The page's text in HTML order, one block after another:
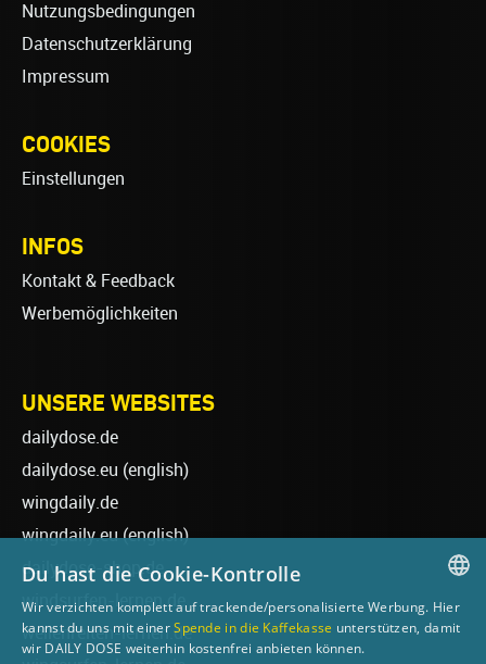
Nutzungsbedingungen
Datenschutzerklärung
Impressum
COOKIES
Einstellungen
INFOS
Kontakt & Feedback
Werbemöglichkeiten
UNSERE WEBSITES
dailydose.de
dailydose.eu (english)
wingdaily.de
wingdaily.eu(english)
dailydose-shop.de
windsurfen-lernen.de
wellenreiten-lernen.de
GERMAN
Du hast die Cookie-Kontrolle
Wir verzichten komplett auf trackende/personalisierte Werbung. Hier
kannst du uns mit einerSpende in die Kaffekasse unterstützen, damit
wir DAILY DOSE weiterhin kostenfrei anbieten können.